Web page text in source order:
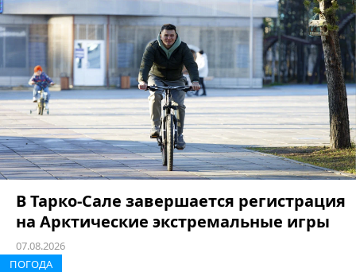
В Тарко-Сале завершается регистрация
на Арктические экстремальные игры
07.08.2026
ПОГОДА